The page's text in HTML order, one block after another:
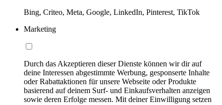
Bing, Criteo, Meta, Google, LinkedIn, Pinterest, TikTok
Marketing
Durch das Akzeptieren dieser Dienste können wir dir auf
deine Interessen abgestimmte Werbung, gesponserte Inhalte
oder Rabattaktionen für unsere Webseite oder Produkte
basierend auf deinem Surf- und Einkaufsverhalten anzeigen
sowie deren Erfolge messen. Mit deiner Einwilligung setzen